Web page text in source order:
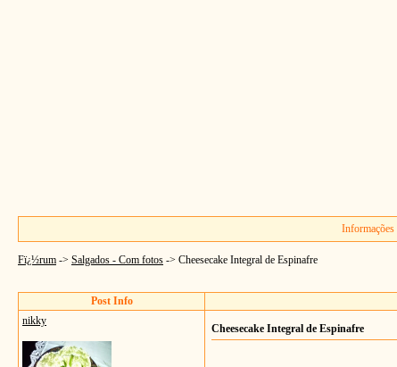
Informações
Fï¿½rum -> Salgados - Com fotos -> Cheesecake Integral de Espinafre
Post Info
nikky
Cheesecake Integral de Espinafre